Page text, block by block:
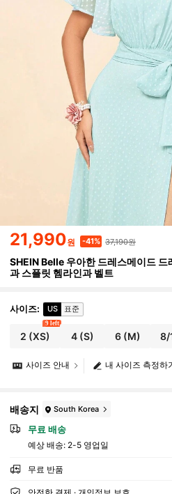
21,990원 -41% 37,190원
SHEIN Belle 우아한 드레스메이드 드
과 스플릿 헴라인과 벨트
사이즈: US 표준
2 (XS)
9 left
4(S) 6(M) 8/
내 사이즈 측정하
사이즈 안내
배송지 South Korea
무료 배송
예상 배송: 2-5 영업일
무료 반품